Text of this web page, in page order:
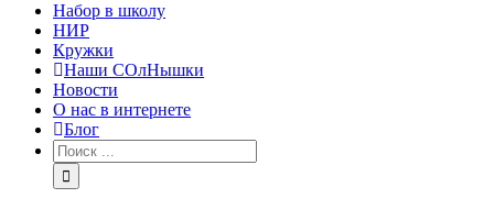
Набор в школу
НИР
Кружки
Наши СОлНышки
Новости
О нас в интернете
Блог